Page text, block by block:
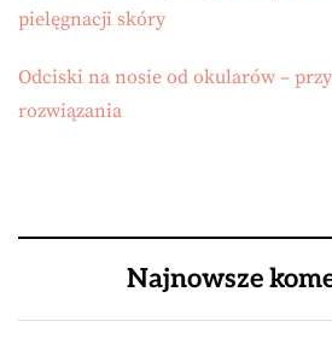
pielęgnacji skóry
Odciski na nosie od okularów –
rozwiązania
Najnowsze